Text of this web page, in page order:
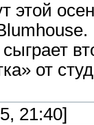
этой
от
21:40]